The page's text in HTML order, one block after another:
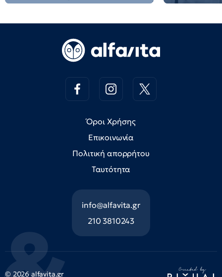
Όροι Χρήσης
Επικοινωνία
Πολιτική απορρήτου
Ταυτότητα
info@alfavita.gr
210 3810243
© 2026 alfavita.gr